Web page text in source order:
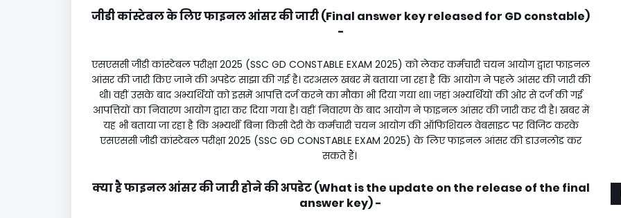
जीडी कांस्टेबल के लिए फाइनल आंसर की जारी (Final answer key released for GD constable)
-
एसएससी जीडी कांस्टेबल परीक्षा 2025 (SSC GD CONSTABLE EXAM 2025) को लेकर कर्मचारी चयन आयोग द्वारा फाइनल
आंसर की जारी किए जाने की अपडेट साझा की गई है। दरअसल खबर में बताया जा रहा है कि आयोग ने पहले आंसर की जारी की
थी। वहीं उसके बाद अभ्यर्थियों को इसमें आपत्ति दर्ज करने का मौका भी दिया गया था। जहां अभ्यर्थियों की ओर से दर्ज की गई
आपत्तियों का निवारण आयोग द्वारा कर दिया गया है। वहीं निवारण के बाद आयोग ने फाइनल आंसर की जारी कर दी है। खबर में
यह भी बताया जा रहा है कि अभ्यर्थी बिना किसी देरी के कर्मचारी चयन आयोग की ऑफिशियल वेबसाइट पर विजिट करके
एसएससी जीडी कांस्टेबल परीक्षा 2025 (SSC GD CONSTABLE EXAM 2025) के लिए फाइनल आंसर की डाउनलोड कर
सकते हैं।
क्या है फाइनल आंसर की जारी होने की अपडेट (What is the update on the release of the final
answer key) -